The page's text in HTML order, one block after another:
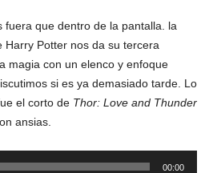
fuera que dentro de la pantalla. la
Potter nos da su tercera
magia con un elenco y enfoque
si es ya demasiado tarde. Lo
el corto de Thor: Love and Thunder
ansias.
00:00